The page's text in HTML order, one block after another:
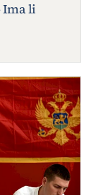
Ima li